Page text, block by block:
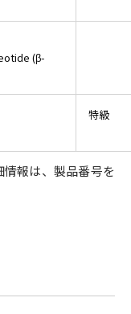
(β-
特級
報は、製品番号を